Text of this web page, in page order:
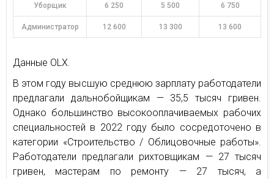
Уборщик 6 250 5 500 6 750
Администратор 12 600 13 300 13 600
Данные OLX.
В этом году высшую среднюю зарплату работодатели
предлагали дальнобойщикам — 35,5 тысяч гривен.
Однако большинство высокооплачиваемых рабочих
специальностей в 2022 году было сосредоточено в
категории «Строительство / Облицовочные работы».
Работодатели предлагали рихтовщикам — 27 тысяч
гривен, мастерам по ремонту — 27 тысяч, а